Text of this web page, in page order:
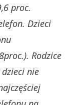
proc.
Dzieci
Rodzice
nie